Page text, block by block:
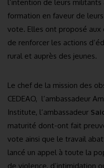
l’intention de leurs militants
formation en faveur de
vote. Elles ont proposé aux
de renforcer les actions
rural et auprès des jeunes.
Le chef de la mission des
CEDEAO, l’ambassadeur
Institute, l’ambassadeur
maturité dont-ont fait
vote ainsi que le travail
lancé un appel à toute la
de violence, d’intimidation